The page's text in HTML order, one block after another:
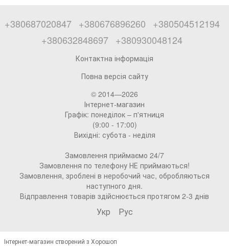
+380687020847 +380676896260
+380504512194
+380632848697 +380930048124
Контактна інформація
Повна версія сайту
© 2014—2026
Інтернет-магазин
Графік: понеділок – п'ятниця
(9:00 - 17:00)
Вихідні: субота - неділя
Замовлення приймаємо 24/7
Замовлення по телефону НЕ приймаються!
Замовлення, зроблені в неробочий час, обробляються
наступного дня.
Відправлення товарів здійснюється протягом 2-3 днів
Укр Рус
Інтернет-магазин створений з Хорошоп